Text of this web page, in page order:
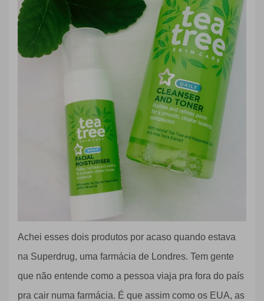
Achei esses dois produtos por acaso quando estava
na Superdrug, uma farmácia de Londres. Tem gente
que não entende como a pessoa viaja pra fora do país
pra cair numa farmácia. É que assim como os EUA, as